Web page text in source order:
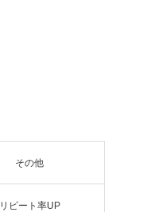
その他
リピート率UP